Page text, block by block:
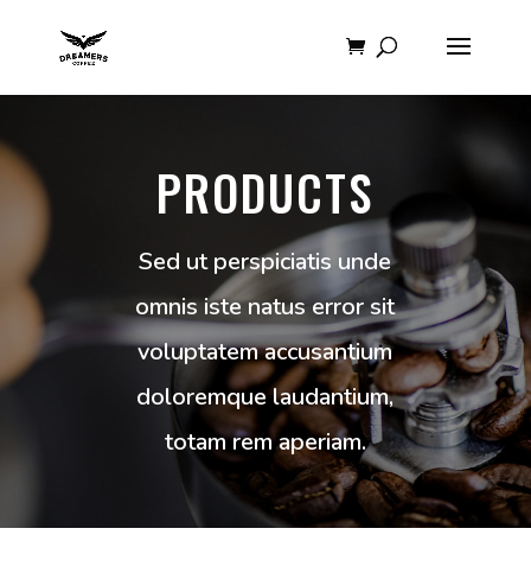
PRODUCTS
Sed ut perspiciatis unde
omnis iste natus error sit
voluptatem accusantium
doloremque laudantium,
totam rem aperiam.